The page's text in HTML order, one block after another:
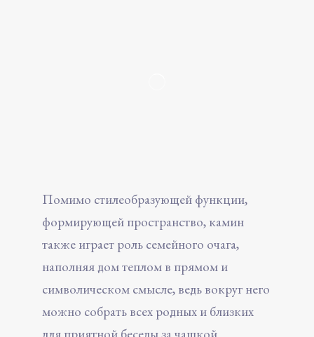
Помимо стилеобразующей функции,
формирующей пространство, камин
также играет роль семейного очага,
наполняя дом теплом в прямом и
символическом смысле, ведь вокруг него
можно собрать всех родных и близких